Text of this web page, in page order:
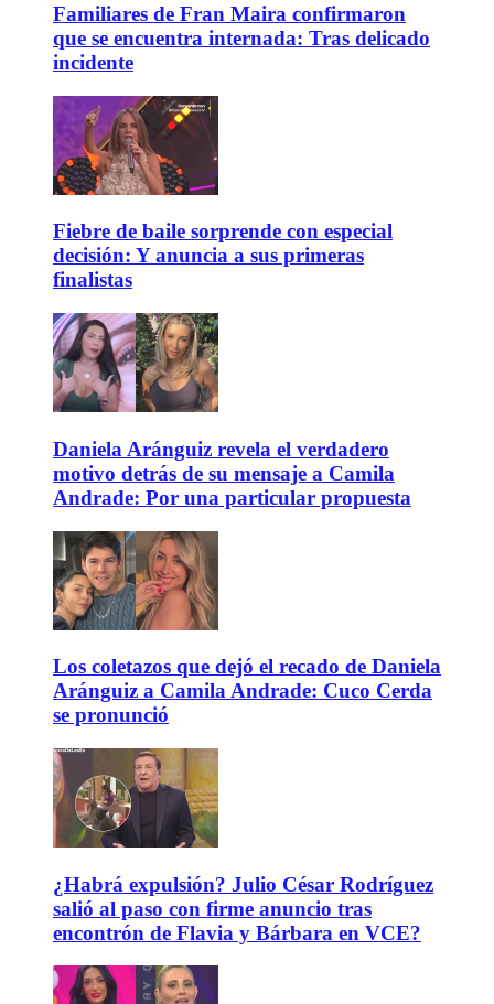
Familiares de Fran Maira confirmaron
que se encuentra internada: Tras delicado
incidente
Fiebre de baile sorprende con especial
decisión: Y anuncia a sus primeras
finalistas
Daniela Aránguiz revela el verdadero
motivo detrás de su mensaje a Camila
Andrade: Por una particular propuesta
Los coletazos que dejó el recado de Daniela
Aránguiz a Camila Andrade: Cuco Cerda
se pronunció
¿Habrá expulsión? Julio César Rodríguez
salió al paso con firme anuncio tras
encontrón de Flavia y Bárbara en VCE?